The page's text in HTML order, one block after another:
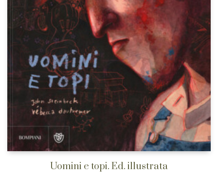
Uomini e topi. Ed. illustrata